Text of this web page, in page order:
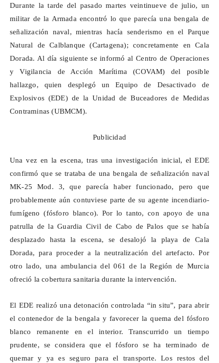
Durante la tarde del pasado martes veintinueve de julio, un
militar de la Armada encontró lo que parecía una bengala de
señalización naval, mientras hacía senderismo en el Parque
Natural deCalblanque (Cartagena); concretamente en Cala
Dorada. Al día siguiente se informó al Centro de Operaciones
y Vigilancia de Acción Marítima (COVAM) del posible
hallazgo, quien desplegó un Equipo de Desactivado de
Explosivos (EDE) de la Unidad de Buceadores de Medidas
Contraminas (UBMCM).
Publicidad
Una vez en la escena, tras una investigación inicial, el EDE
confirmó que se trataba de una bengala de señalización naval
MK-25 Mod. 3, que parecía haber funcionado, pero que
probablemente aún contuviese parte de su agente incendiario-
fumígeno (fósforo blanco). Por lo tanto, con apoyo de una
patrulla de la Guardia Civil de Cabo de Palos que se había
desplazado hasta la escena, se desalojó la playa de Cala
Dorada, para proceder a la neutralización del artefacto. Por
otro lado, una ambulancia del 061 de la Región de Murcia
ofreció la cobertura sanitaria durante la intervención.
El EDE realizó una detonación controlada “in situ”, para abrir
el contenedor de la bengala y favorecer la quema del fósforo
blanco remanente en el interior. Transcurrido un tiempo
prudente, se considera que el fósforo se ha terminado de
quemar y ya es seguro para el transporte. Los restos del